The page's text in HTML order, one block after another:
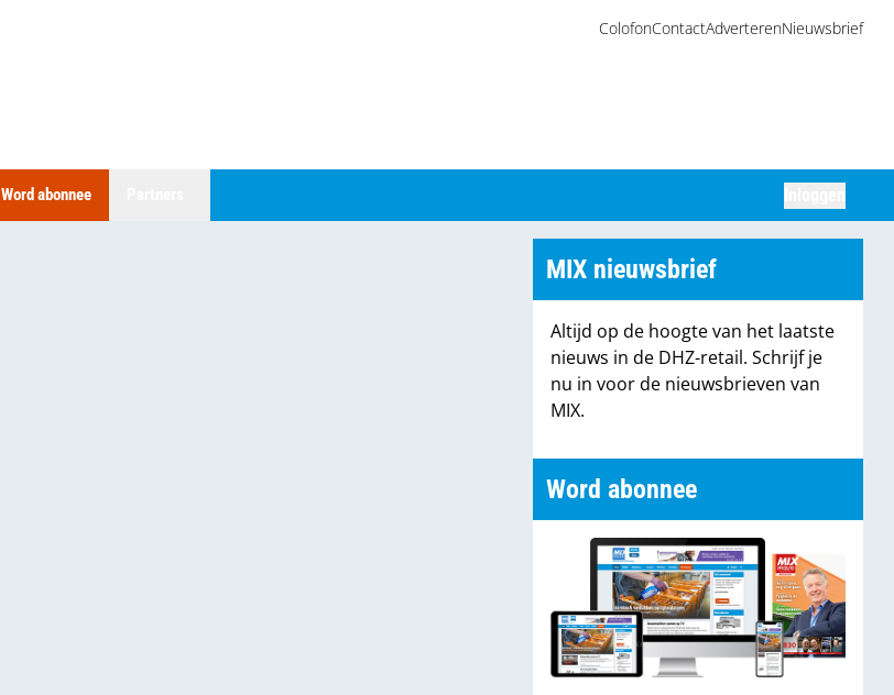
ColofonContactAdverterenNieuwsbrief
Word abonnee
MIX nieuwsbrief
Altijd op de hoogte van het laatste
nieuws in de DHZ-retail. Schrijf je
nu in voor de nieuwsbrieven van
MIX.
Word abonnee